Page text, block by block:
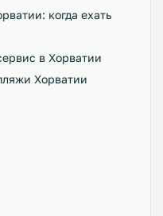
когда ехать
в Хорватии
Хорватии